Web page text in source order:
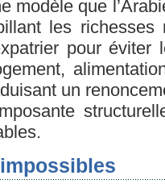
modèle que
les richesses
pour
un